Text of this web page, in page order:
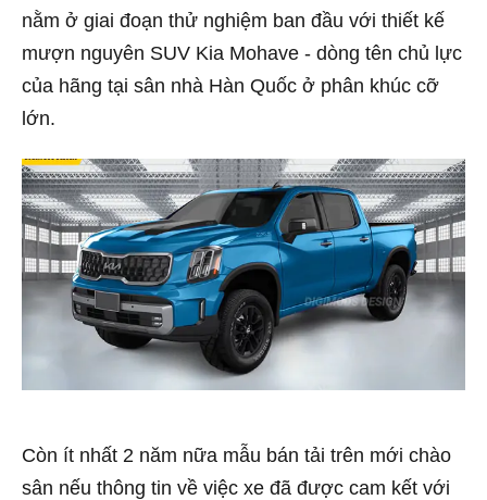
nằm ở giai đoạn thử nghiệm ban đầu với thiết kế
mượn nguyên SUV Kia Mohave - dòng tên chủ lực
của hãng tại sân nhà Hàn Quốc ở phân khúc cỡ
lớn.
Còn ít nhất 2 năm nữa mẫu bán tải trên mới chào
sân nếu thông tin về việc xe đã được cam kết với